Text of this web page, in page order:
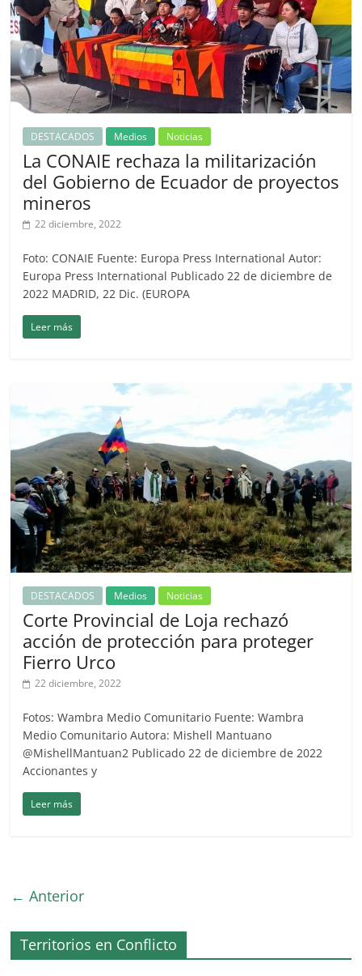
DESTACADOS Medios Noticias
La CONAIE rechaza la militarización
del Gobierno de Ecuador de proyectos
mineros
22 diciembre, 2022
Foto: CONAIE Fuente: Europa Press International Autor:
Europa Press International Publicado 22 de diciembre de
2022 MADRID, 22 Dic. (EUROPA
Leer más
DESTACADOS Medios Noticias
Corte Provincial de Loja rechazó
acción de protección para proteger
Fierro Urco
22 diciembre, 2022
Fotos: Wambra Medio Comunitario Fuente: Wambra
Medio Comunitario Autora: Mishell Mantuano
@MishellMantuan2 Publicado 22 de diciembre de 2022
Accionantes y
Leer más
← Anterior
Territorios en Conflicto